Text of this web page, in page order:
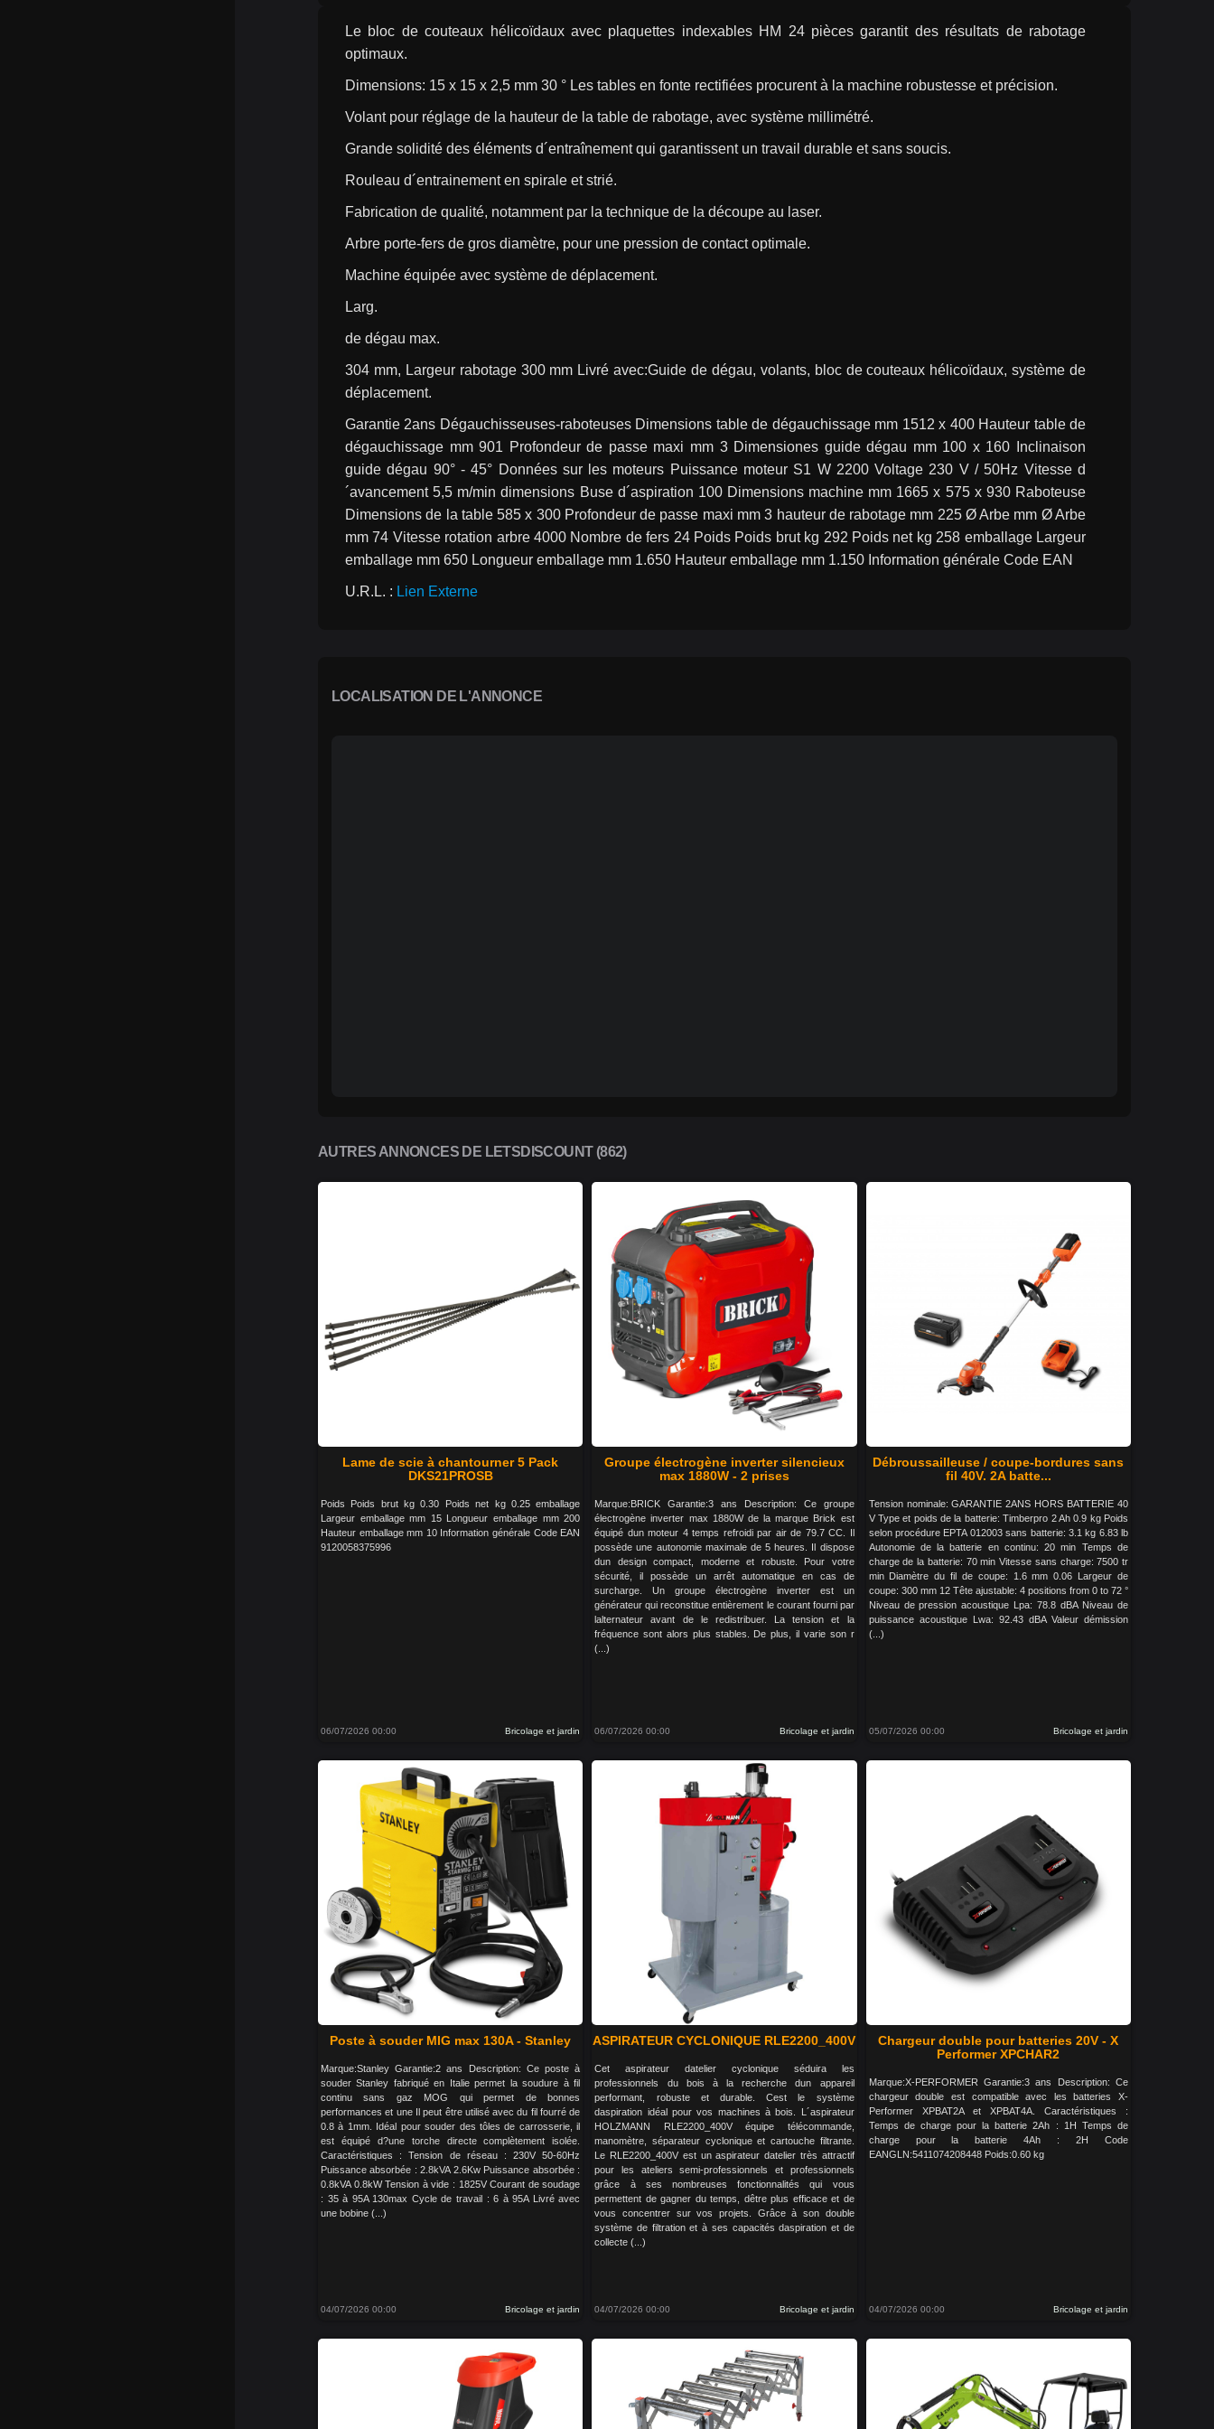
Le bloc de couteaux hélicoïdaux avec plaquettes indexables HM 24 pièces garantit des résultats de rabotage
optimaux.
Dimensions: 15 x 15 x 2,5 mm 30 ° Les tables en fonte rectifiées procurent à la machine robustesse et précision.
Volant pour réglage de la hauteur de la table de rabotage, avec système millimétré.
Grande solidité des éléments d´entraînement qui garantissent un travail durable et sans soucis.
Rouleau d´entrainement en spirale et strié.
Fabrication de qualité, notamment par la technique de la découpe au laser.
Arbre porte-fers de gros diamètre, pour une pression de contact optimale.
Machine équipée avec système de déplacement.
Larg.
de dégau max.
304 mm, Largeur rabotage 300 mm Livré avec:Guide de dégau, volants, bloc de couteaux hélicoïdaux, système de
déplacement.
Garantie 2ans Dégauchisseuses-raboteuses Dimensions table de dégauchissage mm 1512 x 400 Hauteur table de
dégauchissage mm 901 Profondeur de passe maxi mm 3 Dimensiones guide dégau mm 100 x 160 Inclinaison
guide dégau 90° - 45° Données sur les moteurs Puissance moteur S1 W 2200 Voltage 230 V / 50Hz Vitesse d
´avancement 5,5 m/min dimensions Buse d´aspiration 100 Dimensions machine mm 1665 x 575 x 930 Raboteuse
Dimensions de la table 585 x 300 Profondeur de passe maxi mm 3 hauteur de rabotage mm 225 Ø Arbe mm Ø Arbe
mm 74 Vitesse rotation arbre 4000 Nombre de fers 24 Poids Poids brut kg 292 Poids net kg 258 emballage Largeur
emballage mm 650 Longueur emballage mm 1.650 Hauteur emballage mm 1.150 Information générale Code EAN
U.R.L. : Lien Externe
LOCALISATION DE L'ANNONCE
AUTRES ANNONCES DE LETSDISCOUNT (862)
Lame de scie à chantourner 5 Pack
DKS21PROSB
Poids Poids brut kg 0.30 Poids net kg 0.25 emballage
Largeur emballage mm 15 Longueur emballage mm 200
Hauteur emballage mm 10 Information générale Code EAN
9120058375996
06/07/2026 00:00 Bricolage et jardin
Groupe électrogène inverter silencieux
max 1880W - 2 prises
Marque:BRICK Garantie:3 ans Description: Ce groupe
électrogène inverter max 1880W de la marque Brick est
équipé dun moteur 4 temps refroidi par air de 79.7 CC. Il
possède une autonomie maximale de 5 heures. Il dispose
dun design compact, moderne et robuste. Pour votre
sécurité, il possède un arrêt automatique en cas de
surcharge. Un groupe électrogène inverter est un
générateur qui reconstitue entièrement le courant fourni par
lalternateur avant de le redistribuer. La tension et la
fréquence sont alors plus stables. De plus, il varie son r
(...)
06/07/2026 00:00 Bricolage et jardin
Débroussailleuse / coupe-bordures sans
fil 40V. 2A batte...
Tension nominale: GARANTIE 2ANS HORS BATTERIE 40
V Type et poids de la batterie: Timberpro 2 Ah 0.9 kg Poids
selon procédure EPTA 012003 sans batterie: 3.1 kg 6.83 lb
Autonomie de la batterie en continu: 20 min Temps de
charge de la batterie: 70 min Vitesse sans charge: 7500 tr
min Diamètre du fil de coupe: 1.6 mm 0.06 Largeur de
coupe: 300 mm 12 Tête ajustable: 4 positions from 0 to 72 °
Niveau de pression acoustique Lpa: 78.8 dBA Niveau de
puissance acoustique Lwa: 92.43 dBA Valeur démission
(...)
05/07/2026 00:00 Bricolage et jardin
Poste à souder MIG max 130A - Stanley
Marque:Stanley Garantie:2 ans Description: Ce poste à
souder Stanley fabriqué en Italie permet la soudure à fil
continu sans gaz MOG qui permet de bonnes
performances et une Il peut être utilisé avec du fil fourré de
0.8 à 1mm. Idéal pour souder des tôles de carrosserie, il
est équipé d?une torche directe complètement isolée.
Caractéristiques : Tension de réseau : 230V 50-60Hz
Puissance absorbée : 2.8kVA 2.6Kw Puissance absorbée :
0.8kVA 0.8kW Tension à vide : 1825V Courant de soudage
: 35 à 95A 130max Cycle de travail : 6 à 95A Livré avec
une bobine (...)
04/07/2026 00:00 Bricolage et jardin
ASPIRATEUR CYCLONIQUE RLE2200_400V
Cet aspirateur datelier cyclonique séduira les
professionnels du bois à la recherche dun appareil
performant, robuste et durable. Cest le système
daspiration idéal pour vos machines à bois. L´aspirateur
HOLZMANN RLE2200_400V équipe télécommande,
manomètre, séparateur cyclonique et cartouche filtrante.
Le RLE2200_400V est un aspirateur datelier très attractif
pour les ateliers semi-professionnels et professionnels
grâce à ses nombreuses fonctionnalités qui vous
permettent de gagner du temps, dêtre plus efficace et de
vous concentrer sur vos projets. Grâce à son double
système de filtration et à ses capacités daspiration et de
collecte (...)
04/07/2026 00:00 Bricolage et jardin
Chargeur double pour batteries 20V - X
Performer XPCHAR2
Marque:X-PERFORMER Garantie:3 ans Description: Ce
chargeur double est compatible avec les batteries X-
Performer XPBAT2A et XPBAT4A. Caractéristiques :
Temps de charge pour la batterie 2Ah : 1H Temps de
charge pour la batterie 4Ah : 2H Code
EANGLN:5411074208448 Poids:0.60 kg
04/07/2026 00:00 Bricolage et jardin